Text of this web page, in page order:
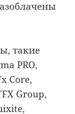
такие
PRO,
Core,
Group,
,